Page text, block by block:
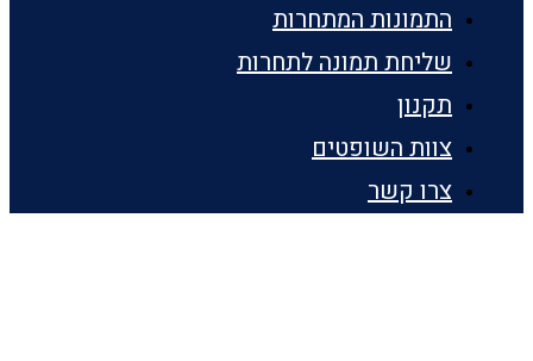
התמונות המתחרות
שליחת תמונה לתחרות
תקנון
צוות השופטים
צרו קשר